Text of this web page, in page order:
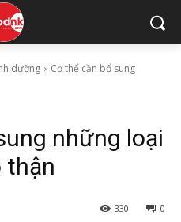
dưỡng
Cơ thể cần bổ sung
những loại
thận
0
330